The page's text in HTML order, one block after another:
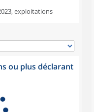
exploitations
ou plus déclarant